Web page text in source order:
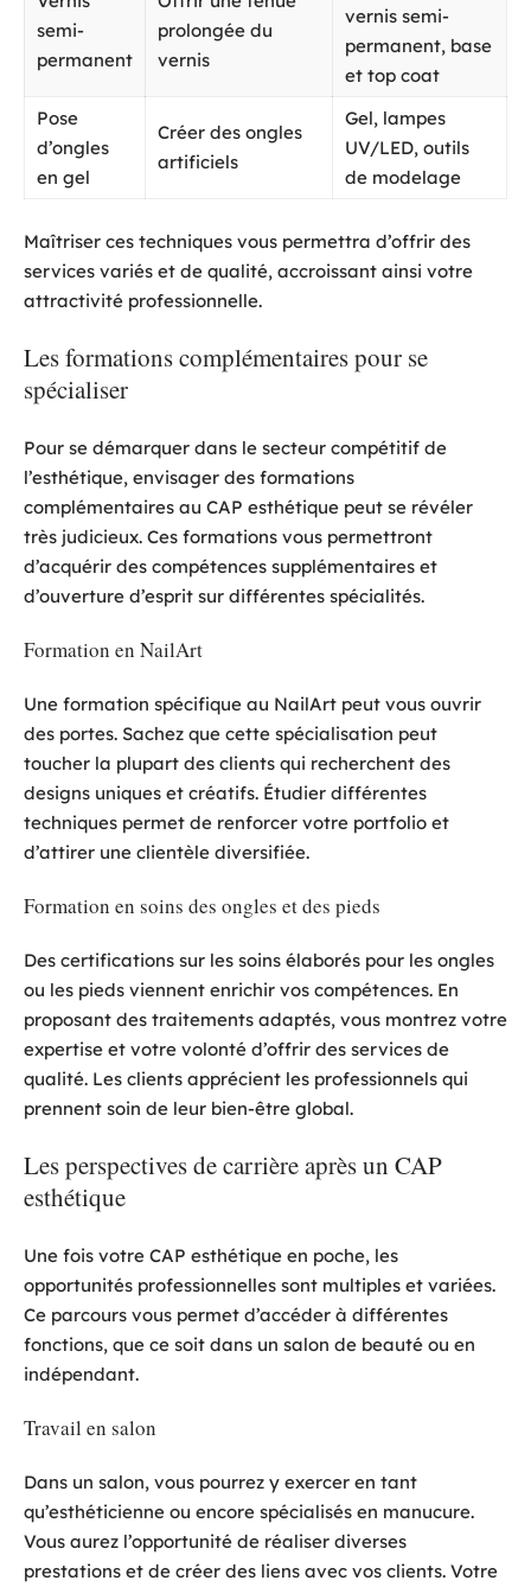
semi-
permanent
prolongée du
vernis
vernis semi-
permanent, base
et top coat
Pose
d’ongles
en gel
Créer des ongles
artificiels
Gel, lampes
UV/LED, outils
de modelage
Maîtriser ces techniques vous permettra d’offrir des
services variés et de qualité, accroissant ainsi votre
attractivité professionnelle.
Les formations complémentaires pour se
spécialiser
Pour se démarquer dans le secteur compétitif de
l’esthétique, envisager des formations
complémentaires au CAP esthétique peut se révéler
très judicieux. Ces formations vous permettront
d’acquérir des compétences supplémentaires et
d’ouverture d’esprit sur différentes spécialités.
Formation en NailArt
Une formation spécifique au NailArt peut vous ouvrir
des portes. Sachez que cette spécialisation peut
toucher la plupart des clients qui recherchent des
designs uniques et créatifs. Étudier différentes
techniques permet de renforcer votre portfolio et
d’attirer une clientèle diversifiée.
Formation en soins des ongles et des pieds
Des certifications sur les soins élaborés pour les ongles
ou les pieds viennent enrichir vos compétences. En
proposant des traitements adaptés, vous montrez votre
expertise et votre volonté d’offrir des services de
qualité. Les clients apprécient les professionnels qui
prennent soin de leur bien-être global.
Les perspectives de carrière après un CAP
esthétique
Une fois votre CAP esthétique en poche, les
opportunités professionnelles sont multiples et variées.
Ce parcours vous permet d’accéder à différentes
fonctions, que ce soit dans un salon de beauté ou en
indépendant.
Travail en salon
Dans un salon, vous pourrez y exercer en tant
qu’esthéticienne ou encore spécialisés en manucure.
Vous aurez l’opportunité de réaliser diverses
prestations et de créer des liens avec vos clients. Votre